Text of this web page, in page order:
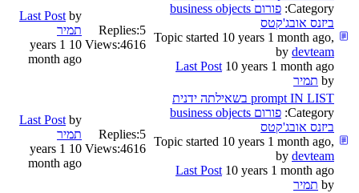
Category:
פורום business objects
ביזנס אובג'קטס
Topic started 10 years 1 month ago,
by devteam
Last Post 10 years 1 month ago
by תמיר
Replies:5
Views:4616
Last Post by
תמיר
10 years 1
month ago
prompt IN LIST בשאילתה ידנית
Category:
פורום business objects
ביזנס אובג'קטס
Topic started 10 years 1 month ago,
by devteam
Last Post 10 years 1 month ago
by תמיר
Replies:5
Views:4616
Last Post by
תמיר
10 years 1
month ago